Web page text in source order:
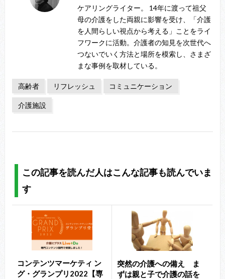
ケアリングライター。 14年に渡って祖父
母の介護をした両親に影響を受け、「介護
を人間らしい視点から考える」ことをライ
フワークに活動。介護者の知見を次世代へ
つないでいく方法と場所を模索し、さまざ
まな事例を取材している。
高齢者 リフレッシュ コミュニケーション
介護施設
この記事を読んだ人はこんな記事も読んでいま
す
コンテンツマーケティ ン
グ・グランプリ2022【専
突然の介護への備え ま
ずは親と子で介護の話を